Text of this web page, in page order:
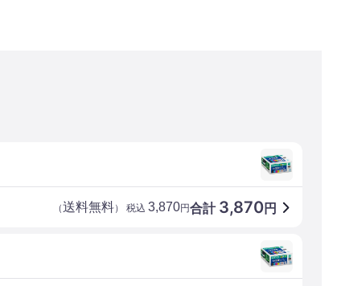
合計 3,870円
（送料無料） 税込 3,870円